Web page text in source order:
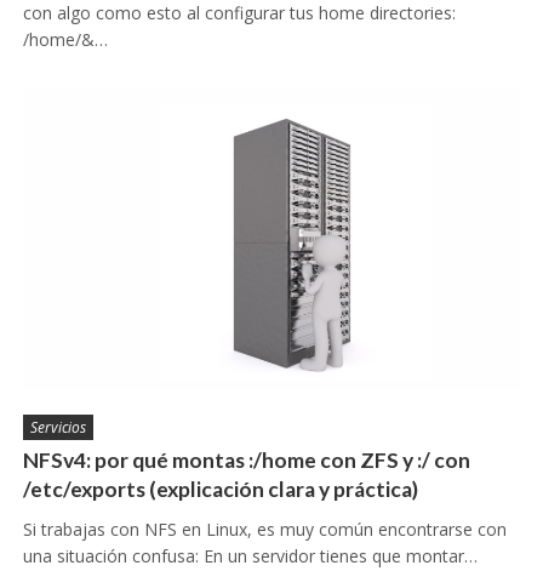
con algo como esto al configurar tus home directories:
/home/&…
Servicios
NFSv4: por qué montas :/home con ZFS y :/ con
/etc/exports (explicación clara y práctica)
Si trabajas con NFS en Linux, es muy común encontrarse con
una situación confusa: En un servidor tienes que montar…